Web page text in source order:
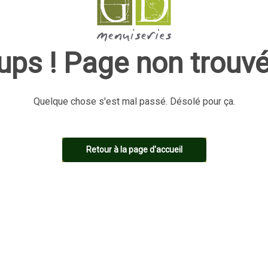
! Page non
Quelque chose s'est mal passé. Désolé pour ça.
Retour à la page d'accueil